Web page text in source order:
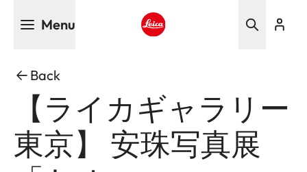
Menu
Back
【ライカギャラリー
東京】 安珠写真展